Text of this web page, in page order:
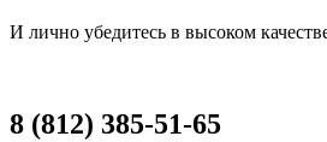
И лично убедитесь в высоком
8 (812) 385-51-65